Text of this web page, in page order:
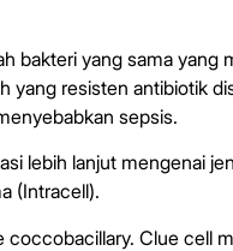
bakteri yang sama
resisten antibiotik
sepsis.
lebih lanjut mengenai
(Intracell).
Clue cell